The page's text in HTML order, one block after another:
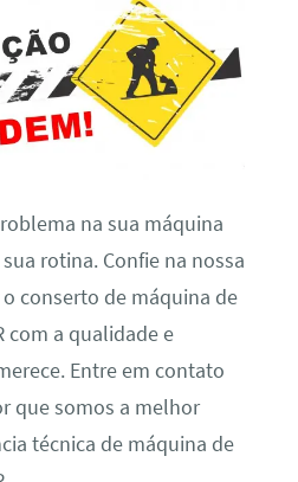
na sua máquina
rotina. Confie na nossa
conserto de máquina de
com a qualidade e
Entre em contato
que somos a melhor
técnica de máquina de